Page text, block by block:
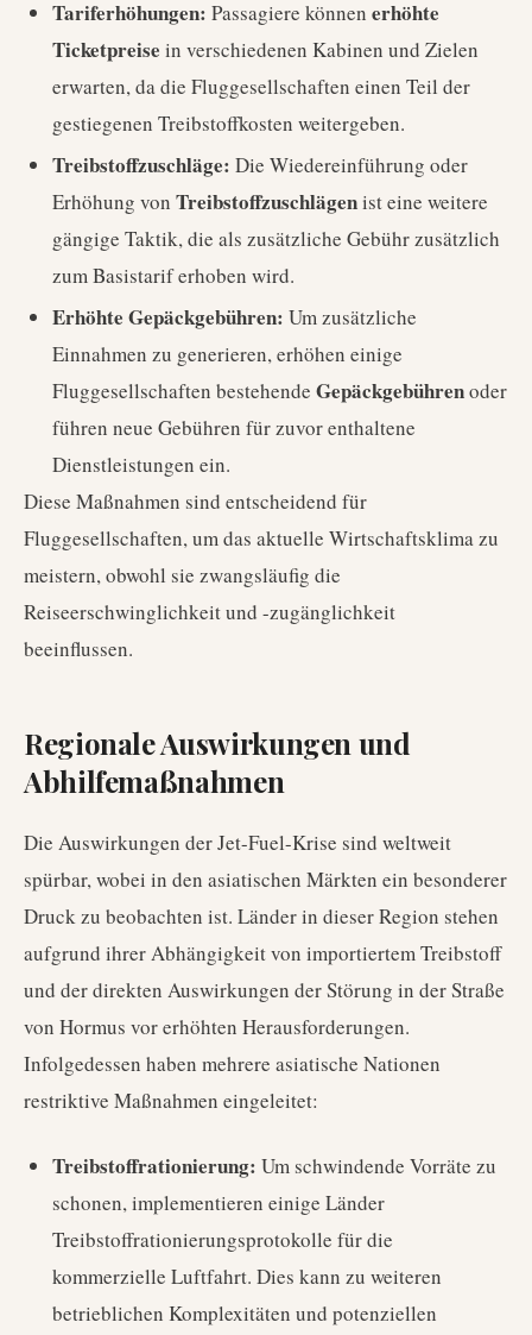
Tariferhöhungen: Passagiere können erhöhte
Ticketpreise in verschiedenen Kabinen und Zielen
erwarten, da die Fluggesellschaften einen Teil der
gestiegenen Treibstoffkosten weitergeben.
Treibstoffzuschläge: Die Wiedereinführung oder
Erhöhung von Treibstoffzuschlägenist eine weitere
gängige Taktik, die als zusätzliche Gebühr zusätzlich
zum Basistarif erhoben wird.
Erhöhte Gepäckgebühren: Um zusätzliche
Einnahmen zu generieren, erhöhen einige
Fluggesellschaften bestehende Gepäckgebührenoder
führen neue Gebühren für zuvor enthaltene
Dienstleistungen ein.
Diese Maßnahmen sind entscheidend für
Fluggesellschaften, um das aktuelle Wirtschaftsklima zu
meistern, obwohl sie zwangsläufig die
Reiseerschwinglichkeit und -zugänglichkeit
beeinflussen.
Regionale Auswirkungen und
Abhilfemaßnahmen
Die Auswirkungen der Jet-Fuel-Krise sind weltweit
spürbar, wobei in den asiatischen Märkten ein besonderer
Druck zu beobachten ist. Länder in dieser Region stehen
aufgrund ihrer Abhängigkeit von importiertem Treibstoff
und der direkten Auswirkungen der Störung in der Straße
von Hormus vor erhöhten Herausforderungen.
Infolgedessen haben mehrere asiatische Nationen
restriktive Maßnahmen eingeleitet:
Treibstoffrationierung: Um schwindende Vorräte zu
schonen, implementieren einige Länder
Treibstoffrationierungsprotokolle für die
kommerzielle Luftfahrt. Dies kann zu weiteren
betrieblichen Komplexitäten und potenziellen